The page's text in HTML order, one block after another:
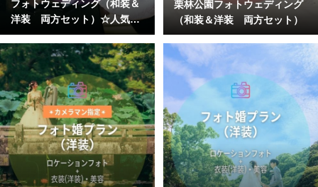
フォトウェディング（和装＆
洋装 両方セット）☆人気カ
メラマン指名
栗林公園フォトウェディング
（和装＆洋装 両方セット）